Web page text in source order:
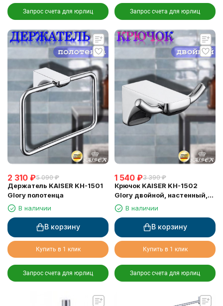
Запрос счета для юрлиц Запрос счета для юрлиц
2 310 ₽5 090 ₽
Держатель KAISER KH-1501
Glory полотенца
В наличии
В корзину
Купить в 1 клик
Запрос счета для юрлиц
1 540 ₽3 390 ₽
Крючок KAISER KH-1502
Glory двойной, настенный,
хромВ наличии
В корзину
Купить в 1 клик
Запрос счета для юрлиц